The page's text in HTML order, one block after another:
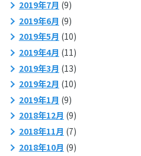
2019年7月 (9)
2019年6月 (9)
2019年5月 (10)
2019年4月 (11)
2019年3月 (13)
2019年2月 (10)
2019年1月 (9)
2018年12月 (9)
2018年11月 (7)
2018年10月 (9)